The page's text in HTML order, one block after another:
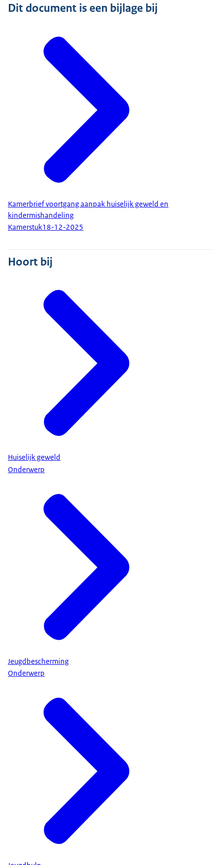
Dit document is een bijlage bij
Kamerbrief voortgang aanpak huiselijk geweld en
kindermishandeling
Kamerstuk18-12-2025
Hoort bij
Huiselijk geweld
Onderwerp
Jeugdbescherming
Onderwerp